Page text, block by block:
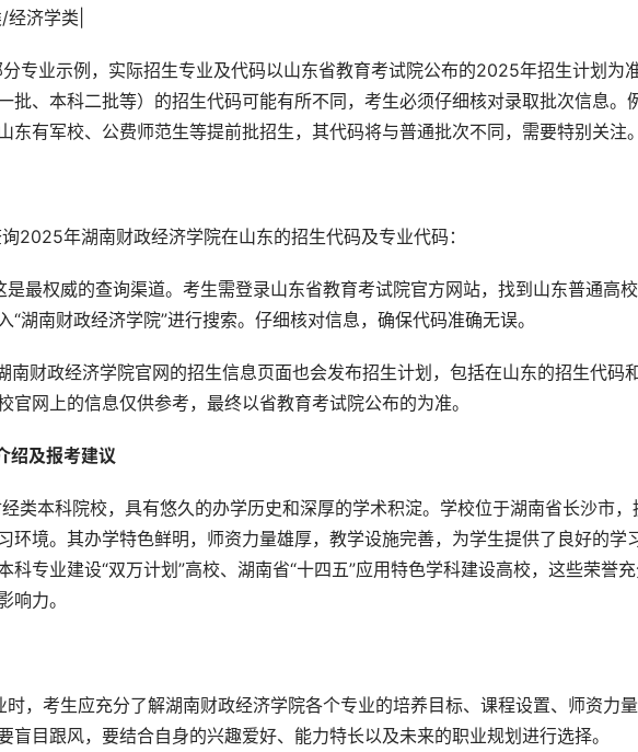
济学类|
专业示例，实际招生专业及代码以山东省教育考试院公布的2025年招生计划为准
批、本科二批等）的招生代码可能有所不同，考生必须仔细核对录取批次信息。
东有军校、公费师范生等提前批招生，其代码将与普通批次不同，需要特别关注。
2025年湖南财政经济学院在山东的招生代码及专业代码：
是最权威的查询渠道。考生需登录山东省教育考试院官方网站，找到山东普通高
“湖南财政经济学院”进行搜索。仔细核对信息，确保代码准确无误。
南财政经济学院官网的招生信息页面也会发布招生计划，包括在山东的招生代码
官网上的信息仅供参考，最终以省教育考试院公布的为准。
绍及报考建议
环境。其办学特色鲜明，师资力量雄厚，教学设施完善，为学生提供了良好的学
科专业建设“双万计划”高校、湖南省“十四五”应用特色学科建设高校，这些荣誉
响力。
时，考生应充分了解湖南财政经济学院各个专业的培养目标、课程设置、师资力
盲目跟风，要结合自身的兴趣爱好、能力特长以及未来的职业规划进行选择。